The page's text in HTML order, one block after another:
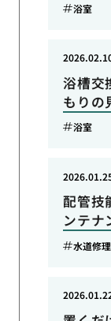
浴室
浴槽交
もりの
浴室
配管技
ンテナ
水道修理